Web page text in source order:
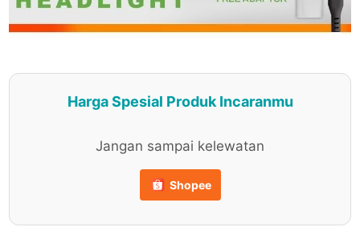
Harga Spesial Produk Incaranmu
Jangan sampai kelewatan
Shopee